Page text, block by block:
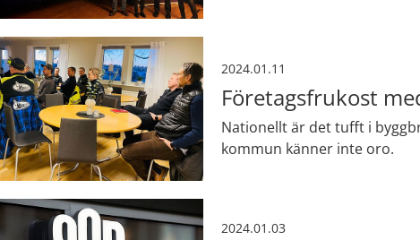
2024.01.11
Företagsfrukost
Nationellt är det tufft i
kommun känner inte oro.
2024.01.03